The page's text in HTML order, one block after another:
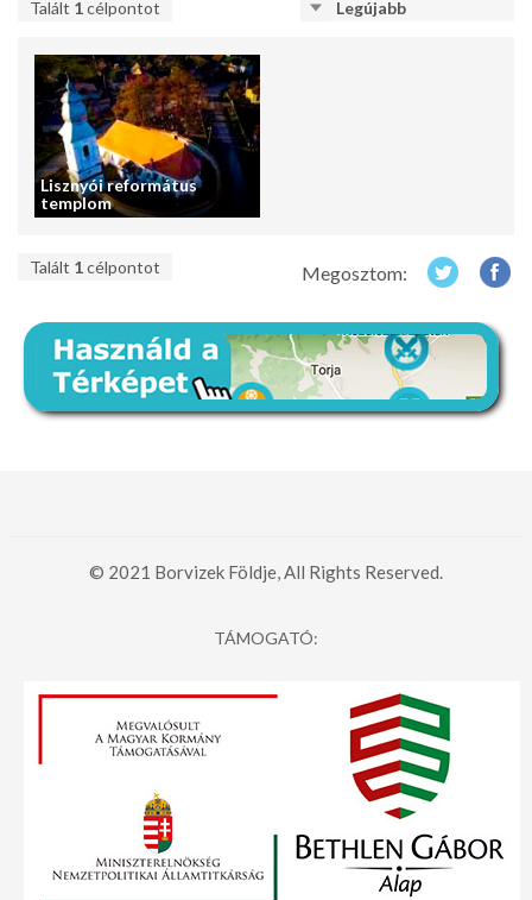
Talált 1célpontot Legújabb
Lisznyói református
templom
Talált 1célpontot Megosztom:
© 2021 Borvizek Földje, All Rights Reserved.
TÁMOGATÓ: